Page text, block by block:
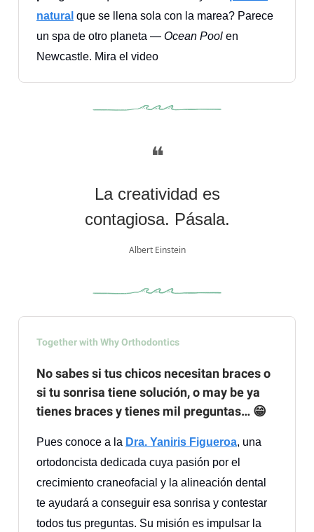
natural que se llena sola con la marea? Parece
un spa de otro planeta — Ocean Pool en
Newcastle. Mira el video
❝
La creatividad es
contagiosa. Pásala.
Albert Einstein
Together with Why Orthodontics
No sabes si tus chicos necesitan braces o
si tu sonrisa tiene solución, o may be ya
tienes braces y tienes mil preguntas… 😁
Pues conoce a la Dra. Yaniris Figueroa, una
ortodoncista dedicada cuya pasión por el
crecimiento craneofacial y la alineación dental
te ayudará a conseguir esa sonrisa y contestar
todos tus preguntas. Su misión es impulsar la